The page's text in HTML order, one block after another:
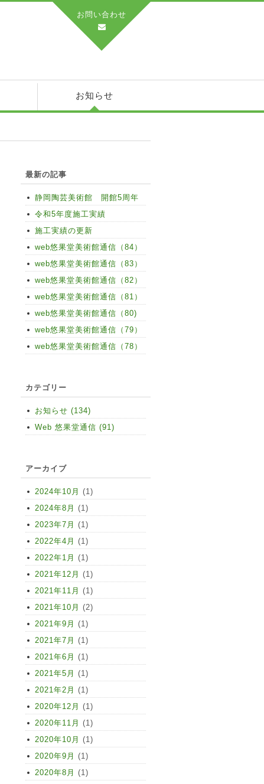
お問い合わせ
お知らせ
最新の記事
静岡陶芸美術館 開館5周年
令和5年度施工実績
施工実績の更新
web悠果堂美術館通信（84）
web悠果堂美術館通信（83）
web悠果堂美術館通信（82）
web悠果堂美術館通信（81）
web悠果堂美術館通信（80)
web悠果堂美術館通信（79）
web悠果堂美術館通信（78）
カテゴリー
お知らせ (134)
Web 悠果堂通信 (91)
アーカイブ
2024年10月 (1)
2024年8月 (1)
2023年7月 (1)
2022年4月 (1)
2022年1月 (1)
2021年12月 (1)
2021年11月 (1)
2021年10月 (2)
2021年9月 (1)
2021年7月 (1)
2021年6月 (1)
2021年5月 (1)
2021年2月 (1)
2020年12月 (1)
2020年11月 (1)
2020年10月 (1)
2020年9月 (1)
2020年8月 (1)